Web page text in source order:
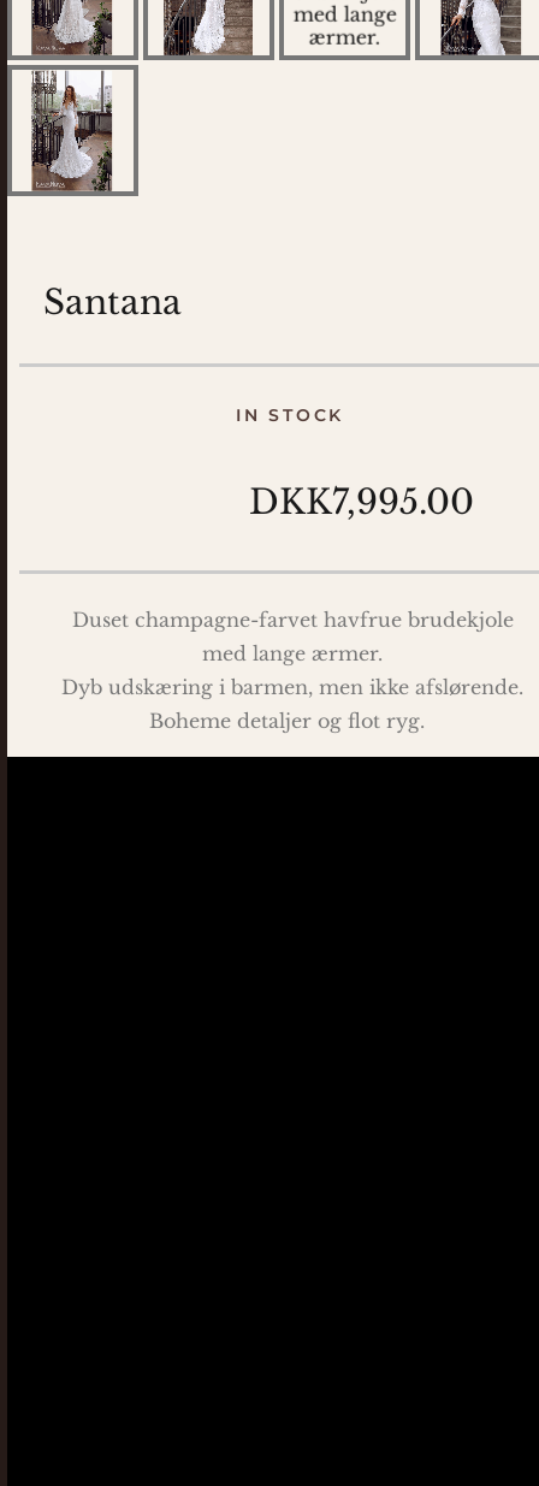
Santana
IN STOCK
DKK7,995.00
Duset champagne-farvet havfrue brudekjole
med lange ærmer.
Dyb udskæring i barmen, men ikke afslørende.
Boheme detaljer og flot ryg.